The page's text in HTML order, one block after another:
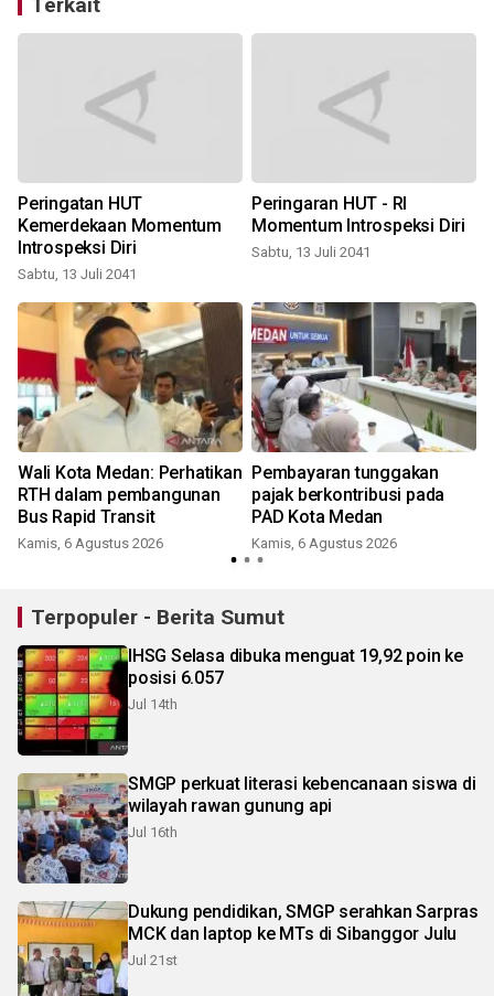
Terkait
Peringatan HUT
Kemerdekaan Momentum
Introspeksi Diri
Sabtu, 13 Juli 2041
Peringaran HUT - RI
Momentum Introspeksi Diri
Sabtu, 13 Juli 2041
Wali Kota Medan: Perhatikan
RTH dalam pembangunan
Bus Rapid Transit
Kamis, 6 Agustus 2026
Pembayaran tunggakan
pajak berkontribusi pada
PAD Kota Medan
Kamis, 6 Agustus 2026
Terpopuler - Berita Sumut
IHSG Selasa dibuka menguat 19,92 poin ke
posisi 6.057
Jul 14th
SMGP perkuat literasi kebencanaan siswa di
wilayah rawan gunung api
Jul 16th
Dukung pendidikan, SMGP serahkan Sarpras
MCK dan laptop ke MTs di Sibanggor Julu
Jul 21st